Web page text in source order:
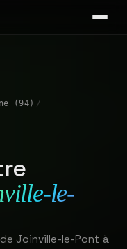
(94) /
le-
Joinville-le-Pont à